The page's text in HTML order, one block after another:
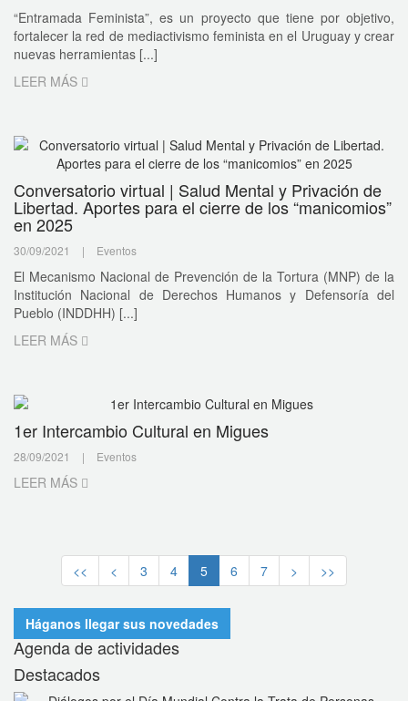
“Entramada Feminista”, es un proyecto que tiene por objetivo,
fortalecer la red de mediactivismo feminista en el Uruguay y crear
nuevas herramientas [...]
LEER MÁS
Conversatorio virtual | Salud Mental y Privación de
Libertad. Aportes para el cierre de los “manicomios”
en 2025
30/09/2021 | Eventos
El Mecanismo Nacional de Prevención de la Tortura (MNP) de la
Institución Nacional de Derechos Humanos y Defensoría del
Pueblo (INDDHH) [...]
LEER MÁS
1er Intercambio Cultural en Migues
28/09/2021 | Eventos
LEER MÁS
<< < 3 4 5 6 7 > >>
Háganos llegar sus novedades
Agenda de actividades
Destacados